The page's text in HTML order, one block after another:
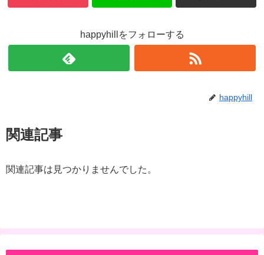
happyhillをフォローする
happyhill
関連記事
関連記事は見つかりませんでした。